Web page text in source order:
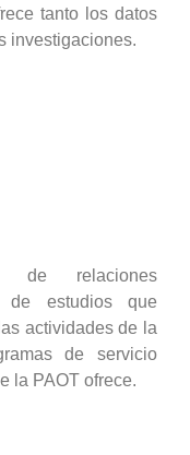
tanto los datos
investigaciones.
de relaciones
de estudios que
actividades de la
de servicio
la PAOT ofrece.